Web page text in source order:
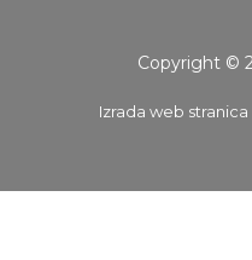
Copyright ©
Izrada web stranica